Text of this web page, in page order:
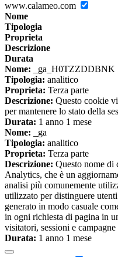
www.calameo.com
Nome
Tipologia
Proprieta
Descrizione
Durata
Nome: _ga_H0TZZDDBNK
Tipologia: analitico
Proprieta: Terza parte
Descrizione: Questo cookie
per mantenere lo stato della
Durata: 1 anno 1 mese
Nome: _ga
Tipologia: analitico
Proprieta: Terza parte
Descrizione: Questo nome di
Analytics, che è un
analisi più comunemente
utilizzato per distinguere
generato in modo casuale
in ogni richiesta di pagina in
visitatori, sessioni e
Durata: 1 anno 1 mese